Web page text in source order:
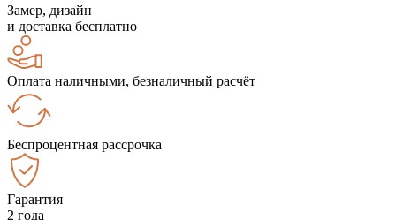
Замер, дизайн
и доставка бесплатно
Оплата наличными, безналичный расчёт
Беспроцентная рассрочка
Гарантия
2 года